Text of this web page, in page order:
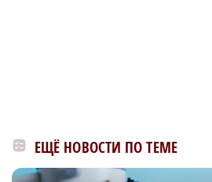
ЕЩЁ НОВОСТИ ПО ТЕМЕ